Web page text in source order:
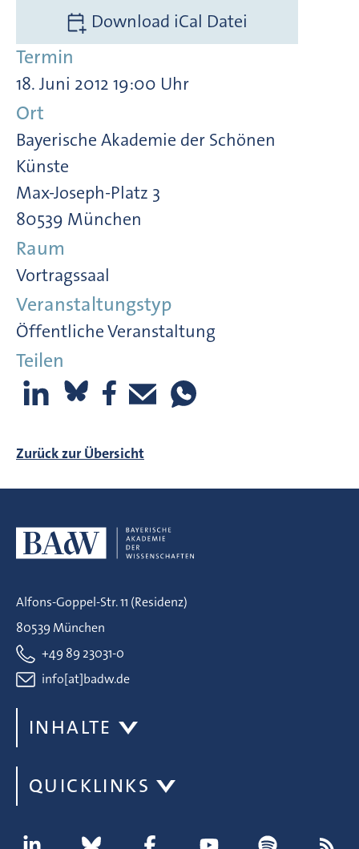
Download iCal Datei
Termin
18. Juni 2012 19:00 Uhr
Ort
Bayerische Akademie der Schönen
Künste
Max-Joseph-Platz 3
80539 München
Raum
Vortragssaal
Veranstaltungstyp
Öffentliche Veranstaltung
Teilen
Zurück zur Übersicht
Alfons-Goppel-Str. 11 (Residenz)
80539 München
+49 89 23031-0
info[at]badw.de
INHALTE
QUICKLINKS